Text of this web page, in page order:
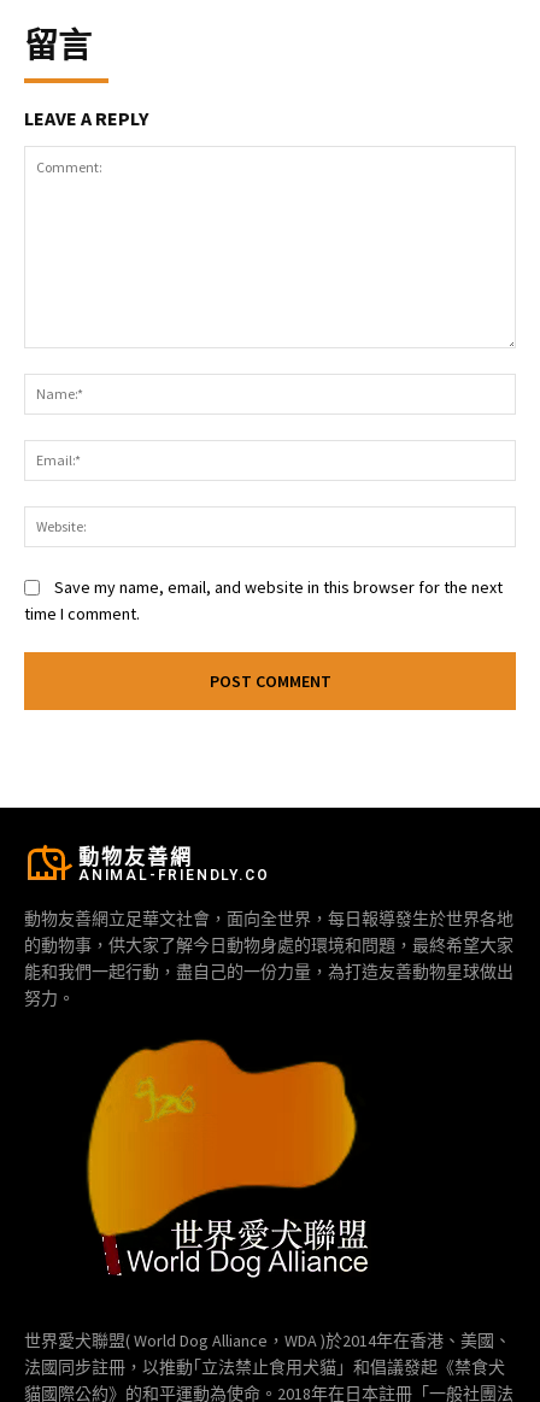
留言
LEAVE A REPLY
Save my name, email, and website in this browser for the next
time I comment.
動物友善網
ANIMAL-FRIENDLY.CO
動物友善網立足華文社會，面向全世界，每日報導發生於世界各地
的動物事，供大家了解今日動物身處的環境和問題，最終希望大家
能和我們一起行動，盡自己的一份力量，為打造友善動物星球做出
努力。
世界愛犬聯盟( World Dog Alliance，WDA )於2014年在香港、美國、
法國同步註冊，以推動｢立法禁止食用犬貓」和倡議發起《禁食犬
貓國際公約》的和平運動為使命。2018年在日本註冊「一般社團法